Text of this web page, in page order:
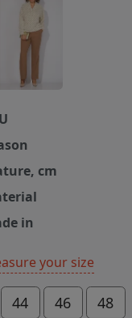
cm
in
your size
44 46 48